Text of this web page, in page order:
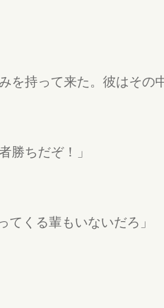
を持って来た。彼はその
勝ちだぞ！」
くる輩もいないだろ」